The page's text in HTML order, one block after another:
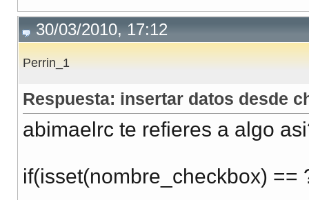
30/03/2010, 17:12
Perrin_1
Respuesta: insertar datos desde
abimaelrc te refieres a algo
if(isset(nombre_checkbox) ==